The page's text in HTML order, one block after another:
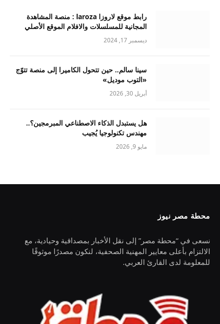
رابط موقع لاروزا laroza : منصة المشاهدة
المجانية للمسلسلات والافلام الموقع الأصلي
ديسمبر 17, 2024
سينا سالم.. حين تتحول الكاميرا إلى منصة تتوّج
«التوب موديل»
أبريل 30, 2026
هل يستبدل الذكاء الاصطناعي المبرمجين؟..
مهندس تكنولوجيا يُجيب
مايو 9, 2026
محطة مصر نيوز
نسعى في “محطة مصر” إلى نقل الأخبار بمصداقية وحيادية، مع
الالتزام بأعلى معايير المهنية الصحفية، لنكون مصدرًا موثوقًا
للمعلومة لدى القارئ العربي.